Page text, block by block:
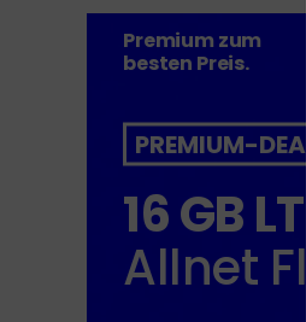
Premium zum
besten Preis.
PREMIUM-DEAL
16 GB LTE
Allnet